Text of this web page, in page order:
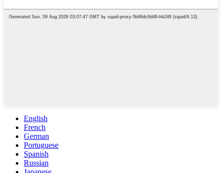
English
French
German
Portuguese
Spanish
Russian